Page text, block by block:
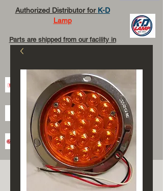
Authorized Distributor for K-D
Lamp
Parts are shipped from our facility in